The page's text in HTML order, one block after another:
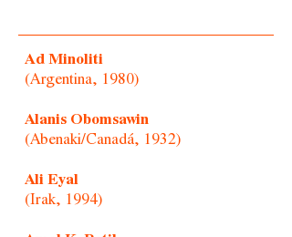
Ad Minoliti
(Argentina, 1980)
Alanis Obomsawin
(Abenaki/Canadá, 1932)
Ali Eyal
(Irak, 1994)